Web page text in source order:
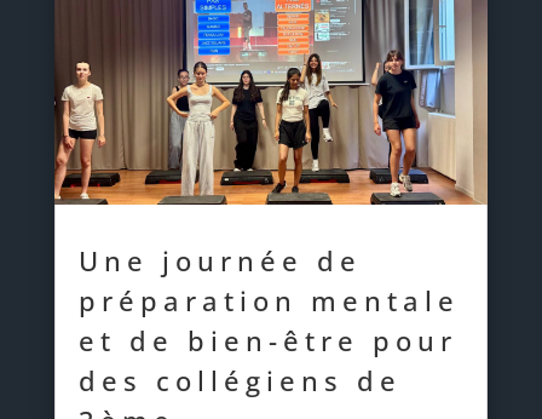
Une journée de
préparation mentale
et de bien-être pour
des collégiens de